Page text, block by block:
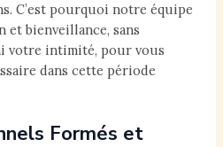
C’est pourquoi notre équipe
bienveillance, sans
votre intimité, pour vous
dans cette période
Formés et